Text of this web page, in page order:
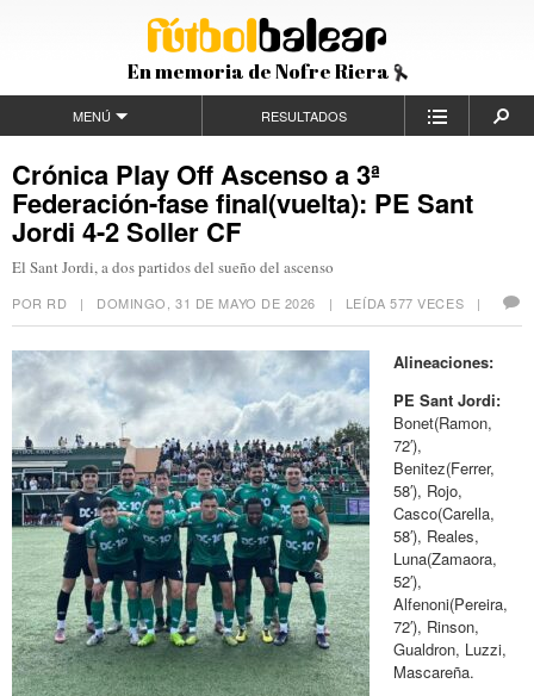
En memoria de Nofre Riera
MENÚ RESULTADOS
Crónica Play Off Ascenso a 3ª
Federación-fase final(vuelta): PE Sant
Jordi 4-2 Soller CF
El Sant Jordi, a dos partidos del sueño del ascenso
POR RD | DOMINGO, 31 DE MAYO DE 2026 | LEÍDA 577 VECES |
Alineaciones:
PE Sant Jordi:
Bonet(Ramon,
72′),
Benitez(Ferrer,
58′), Rojo,
Casco(Carella,
58′), Reales,
Luna(Zamaora,
52′),
Alfenoni(Pereira,
72′), Rinson,
Gualdron, Luzzi,
Mascareña.